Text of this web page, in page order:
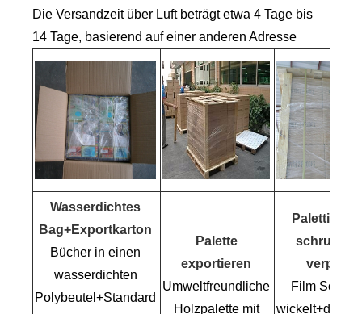
Die Versandzeit über Luft beträgt etwa 4 Tage bis
14 Tage, basierend auf einer anderen Adresse
Wasserdichtes
Bag+Exportkarton
Bücher in einen
wasserdichten
Polybeutel+Standard
Palette
exportieren
Umweltfreundliche
Holzpalette mit
Palettiert
verpackt
Film